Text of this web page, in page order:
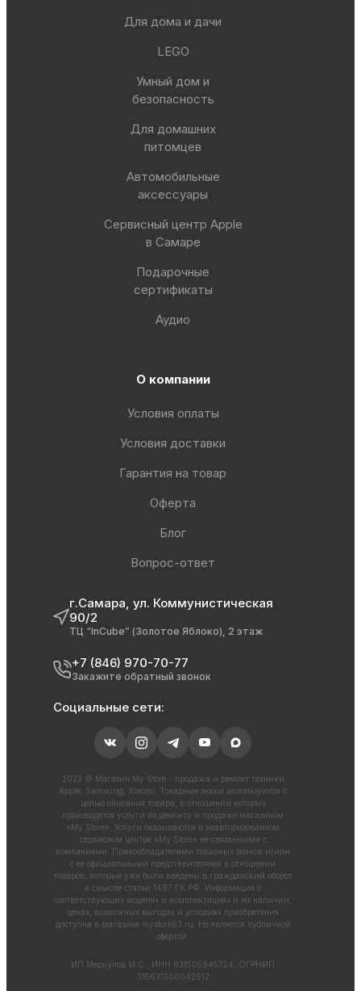
Для дома и дачи
LEGO
Умный дом и
безопасность
Для домашних
питомцев
Автомобильные
аксессуары
Сервисный центр Apple
в Самаре
Подарочные
сертификаты
Аудио
О компании
Условия оплаты
Условия доставки
Гарантия на товар
Оферта
Блог
Вопрос-ответ
г.Самара, ул. Коммунистическая
90/2
ТЦ “InCube” (Золотое Яблоко), 2 этаж
+7 (846) 970-70-77
Закажите обратный звонок
Социальные сети:
2023 © Магазин My Store - продажа и ремонт техники
Apple, Samsung, Xiaomi. Товарные знаки используются с
целью описания товара, в отношении которых
производятся услуги по ремонту и продаже магазином
«My Store». Услуги оказываются в неавторизованном
сервисном центре «My Store» не связанными с
компаниями. Правообладателями товарных знаков и/или
с ее официальными представителями в отношении
товаров, которые уже были введены в гражданский оборот
в смысле статьи 1487 ГК РФ. Информация о
соответствующих моделях и комплектациях и их наличии,
ценах, возможных выгодах и условиях приобретения
доступна в магазине mystore63.ru . Не является публичной
офертой.
ИП Меркулов М.С., ИНН 631505945724, ОГРНИП
315631300042912